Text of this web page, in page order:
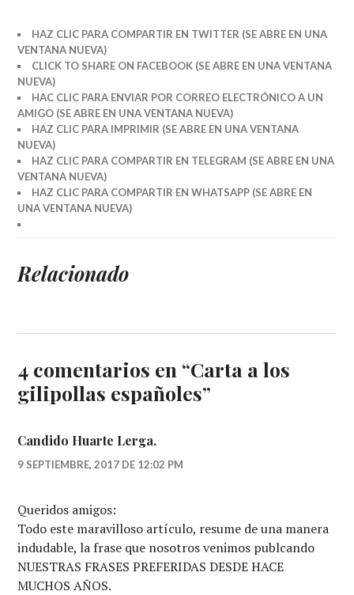
HAZ CLIC PARA COMPARTIR EN TWITTER (SE ABRE EN UNA
VENTANA NUEVA)
CLICK TO SHARE ON FACEBOOK (SE ABRE EN UNA VENTANA
NUEVA)
HAC CLIC PARA ENVIAR POR CORREO ELECTRÓNICO A UN
AMIGO (SE ABRE EN UNA VENTANA NUEVA)
HAZ CLIC PARA IMPRIMIR (SE ABRE EN UNA VENTANA
NUEVA)
HAZ CLIC PARA COMPARTIR EN TELEGRAM (SE ABRE EN UNA
VENTANA NUEVA)
HAZ CLIC PARA COMPARTIR EN WHATSAPP (SE ABRE EN
UNA VENTANA NUEVA)
Relacionado
4 comentarios en “Carta a los
gilipollas españoles”
Candido Huarte Lerga.
9 SEPTIEMBRE, 2017 DE 12:02 PM
Queridos amigos:
Todo este maravilloso artículo, resume de una manera
indudable, la frase que nosotros venimos publcando
NUESTRAS FRASES PREFERIDAS DESDE HACE
MUCHOS AÑOS.